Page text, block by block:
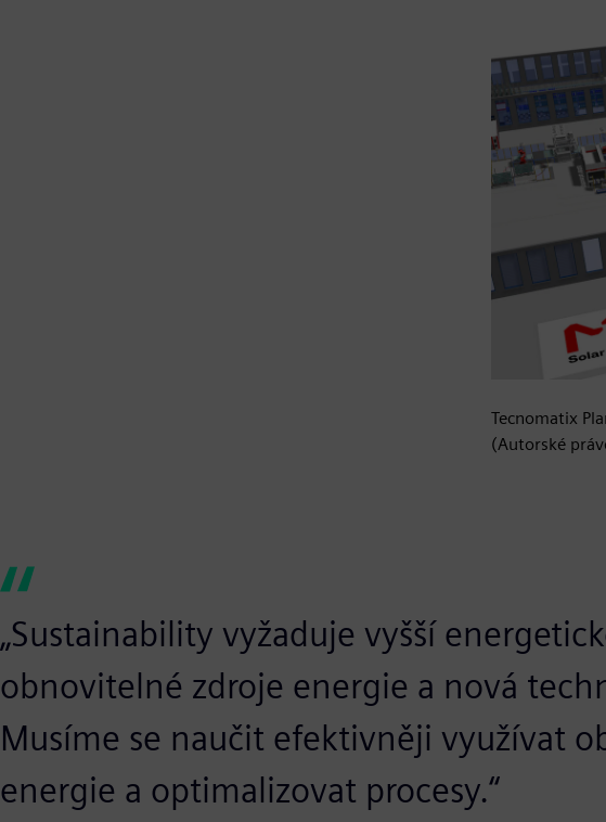
Tecnomatix
(Autorské
„Sustainability vyžaduje vyšší
obnovitelné zdroje energie a nová
Musíme se naučit efektivněji využívat
energie a optimalizovat procesy.“